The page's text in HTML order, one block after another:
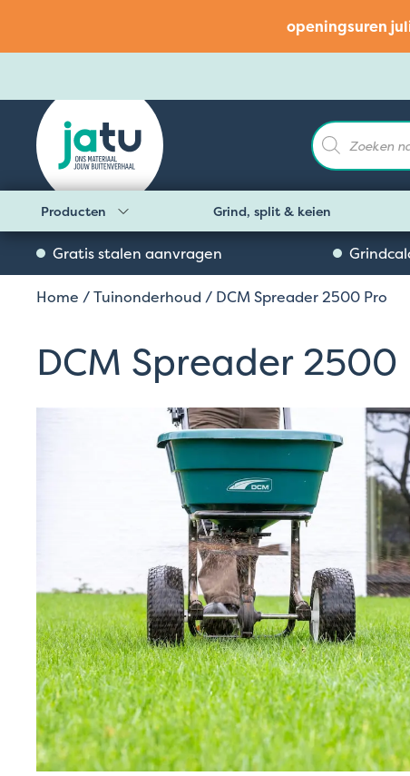
openingsuren
Producten
zoeken
Producten Grind, split & keien
Gratis stalen aanvragen
Home /Tuinonderhoud / DCM Spreader 2500 Pro
DCM Spreader 2500